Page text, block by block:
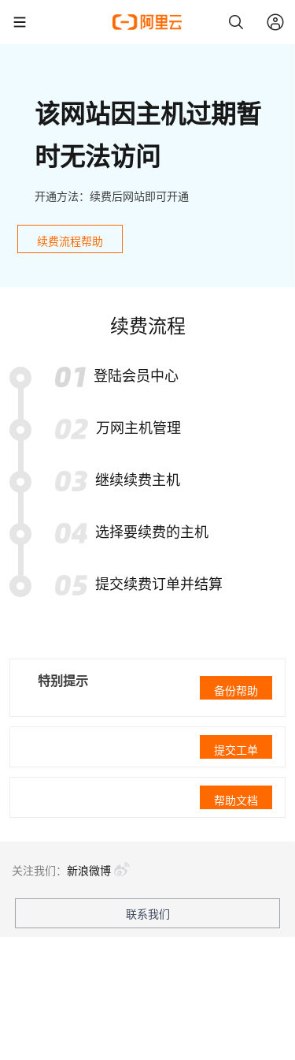
该网站因主机过期暂
时无法访问
开通方法：续费后网站即可开通
续费流程帮助
续费流程
登陆会员中心
万网主机管理
继续续费主机
选择要续费的主机
提交续费订单并结算
特别提示
备份帮助
提交工单
帮助文档